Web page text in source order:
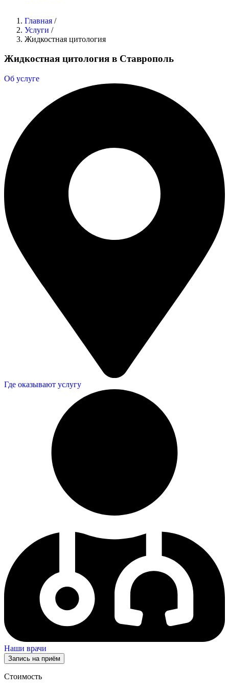
Главная /
Услуги /
Жидкостная цитология
Жидкостная цитология в Ставрополь
Об услуге
Где оказывают услугу
Наши врачи
Запись на приём
Стоимость